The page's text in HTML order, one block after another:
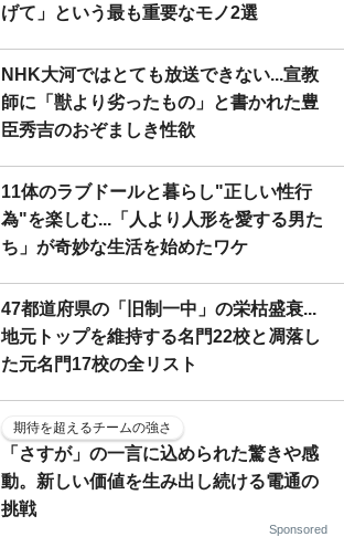
げて」という最も重要なモノ2選
NHK大河ではとても放送できない...宣教
師に「獣より劣ったもの」と書かれた豊
臣秀吉のおぞましき性欲
11体のラブドールと暮らし"正しい性行
為"を楽しむ...「人より人形を愛する男た
ち」が奇妙な生活を始めたワケ
47都道府県の「旧制一中」の栄枯盛衰...
地元トップを維持する名門22校と凋落し
た元名門17校の全リスト
期待を超えるチームの強さ
「さすが」の一言に込められた驚きや感
動。新しい価値を生み出し続ける電通の
挑戦
Sponsored